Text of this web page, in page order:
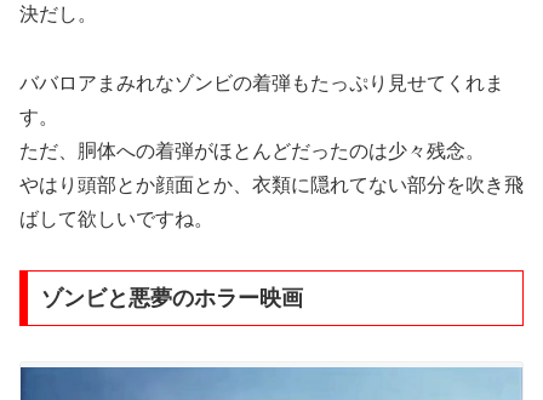
決だし。
ババロアまみれなゾンビの着弾もたっぷり見せてくれま
す。
ただ、胴体への着弾がほとんどだったのは少々残念。
やはり頭部とか顔面とか、衣類に隠れてない部分を吹き飛
ばして欲しいですね。
ゾンビと悪夢のホラー映画